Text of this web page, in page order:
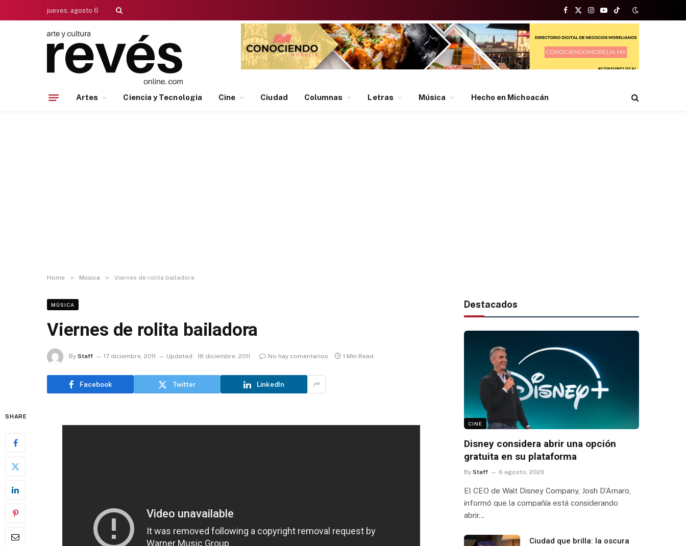
jueves, agosto 6
Facebook
X
(Twitter)
Instagram
YouTubeTikTok
Artes Ciencia y Tecnologia Cine Ciudad Columnas Letras Música Hecho en Michoacán
Home » Música » Viernes de rolita bailadora
MÚSICA
Viernes de rolita bailadora
By Staff 17 diciembre, 2011 Updated: 18 diciembre, 2011 No hay comentarios 1 Min Read
Facebook Twitter LinkedIn
SHARE
Destacados
CINE
Disney considera abrir una opción
gratuita en su plataforma
By Staff 6 agosto, 2026
El CEO de Walt Disney Company, Josh D’Amaro,
informó que la compañía está considerando
abrir…
Ciudad que brilla: la oscura